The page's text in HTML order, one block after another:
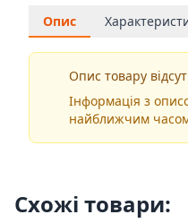
Опис
Опис товару
Інформація з
найближчим
Схожі товари: